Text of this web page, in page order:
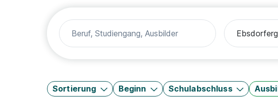
Sortierung Beginn Schulabschluss